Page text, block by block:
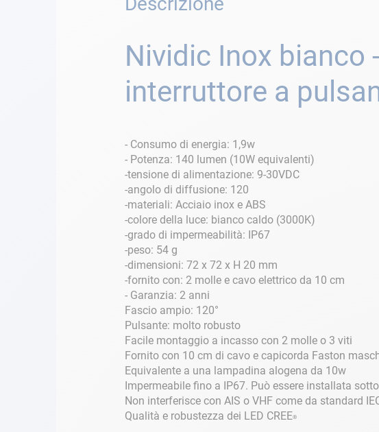
Nividic Inox bianco
interruttore a
- Consumo di energia: 1,9w
- Potenza: 140 lumen (10W equivalenti)
-tensione di alimentazione: 9-30VDC
-angolo di diffusione: 120
-materiali: Acciaio inox e ABS
-colore della luce: bianco caldo (3000K)
-grado di impermeabilità: IP67
-peso: 54 g
-dimensioni: 72 x 72 x H 20 mm
-fornito con: 2 molle e cavo elettrico da 10 cm
- Garanzia: 2 anni
Fascio ampio: 120°
Pulsante: molto robusto
Facile montaggio a incasso con 2 molle o 3 viti
Fornito con 10 cm di cavo e capicorda Faston
Equivalente a una lampadina alogena da 10w
Impermeabile fino a IP67. Può essere installata
Non interferisce con AIS o VHF come da standard
Qualità e robustezza dei LED CREE®